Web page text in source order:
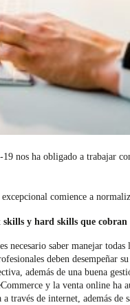
nos ha obligado a trabajar
comience a
skills y hard skills que
necesario saber manejar
deben desempeñar
además de una buena
y la venta online ha
de internet, además de